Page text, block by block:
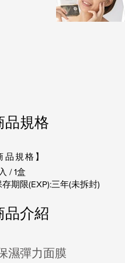
品規格
品規格】
/ 1盒
期限(EXP):三年(未拆封)
品介紹
濕彈力面膜